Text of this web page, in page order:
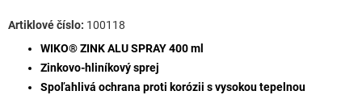
WIKO® ZINK ALU SPRAY 400 ml
Zinkovo-hliníkový sprej
Spoľahlivá ochrana proti korózii s vysokou tepelnou
100118